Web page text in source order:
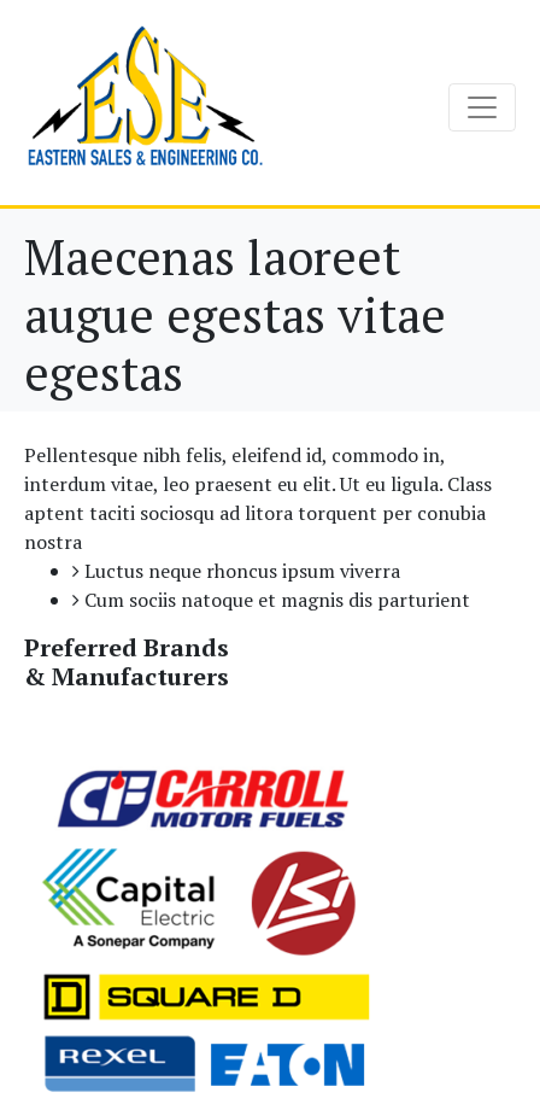
Maecenas laoreet
augue egestas vitae
egestas
Pellentesque nibh felis, eleifend id, commodo in,
interdum vitae, leo praesent eu elit. Ut eu ligula. Class
aptent taciti sociosqu ad litora torquent per conubia
nostra
Luctus neque rhoncus ipsum viverra
Cum sociis natoque et magnis dis parturient
Preferred Brands
& Manufacturers